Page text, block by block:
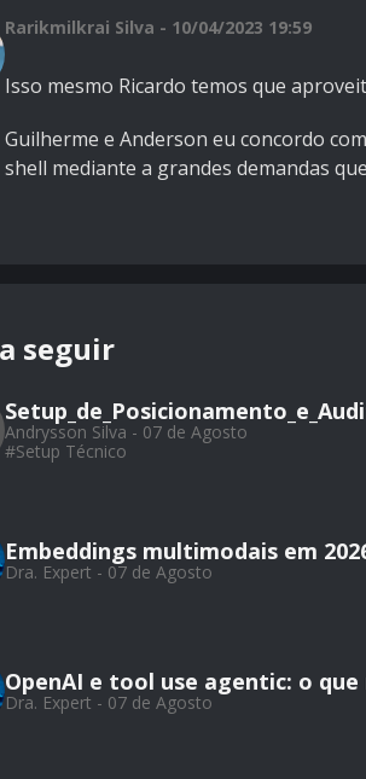
Rarikmilkrai Silva - 10/04/2023 19:59
Isso mesmo Ricardo temos que
Guilherme e Anderson eu concordo
shell mediante a grandes demandas
seguir
Andrysson Silva - 07 de Agosto
#Setup Técnico
Embeddings multimodais em
Dra. Expert - 07 de Agosto
OpenAI e tool use agentic: o que
Dra. Expert - 07 de Agosto